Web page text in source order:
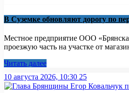
В Суземке обновляют дорогу по
Местное предприятие ООО
проезжую часть на участке от
Читать далее
10 августа 2026, 10:30 25